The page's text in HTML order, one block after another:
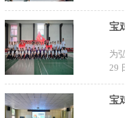
宝
为
29
宝